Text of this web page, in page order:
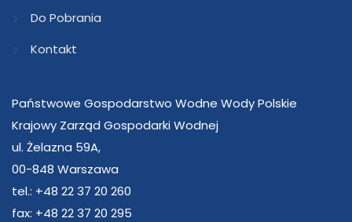
Do Pobrania
Kontakt
Państwowe Gospodarstwo Wodne Wody Polskie
Krajowy Zarząd Gospodarki Wodnej
ul. Żelazna 59A,
00-848 Warszawa
tel.: +48 22 37 20 260
fax: +48 22 37 20 295